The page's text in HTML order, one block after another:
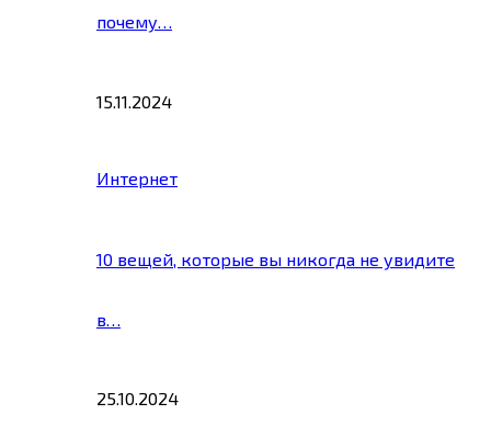
почему…
15.11.2024
Интернет
10 вещей, которые вы никогда не увидите
в…
25.10.2024